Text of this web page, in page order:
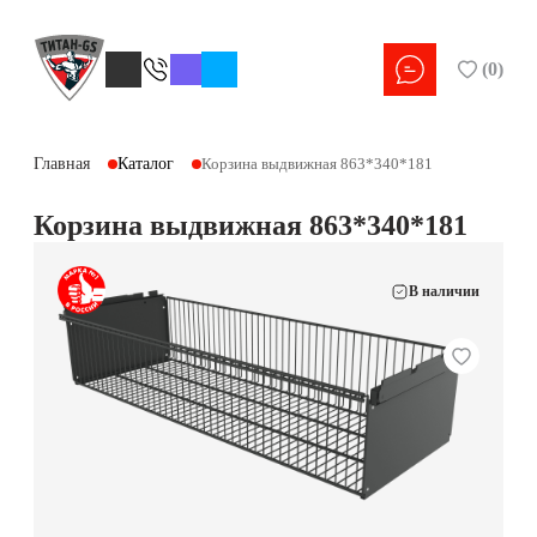
(0)
Главная Каталог Корзина выдвижная 863*340*181
Корзина выдвижная 863*340*181
В наличии